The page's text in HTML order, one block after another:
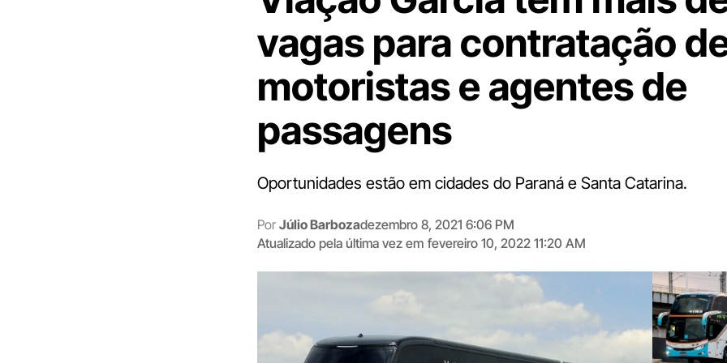
vagas para contratação
motoristas e agentes de
passagens
Oportunidades estão em cidades do Paraná e Santa Catarina.
Por Júlio Barbozadezembro 8, 2021 6:06 PM
Atualizado pela última vez em fevereiro 10, 2022 11:20 AM
Digite
aqui
o
seu
mail